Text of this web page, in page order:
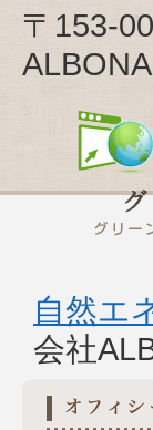
〒153-
自然エ
会社